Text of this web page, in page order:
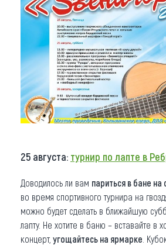
25 августа: турнир по лапте в
Доводилось ли вам париться в бане на
во время спортивного турнира на
можно будет сделать в ближайшую
лапту. Не хотите в баню – вставайте в
концерт, угощайтесь на ярмарке .